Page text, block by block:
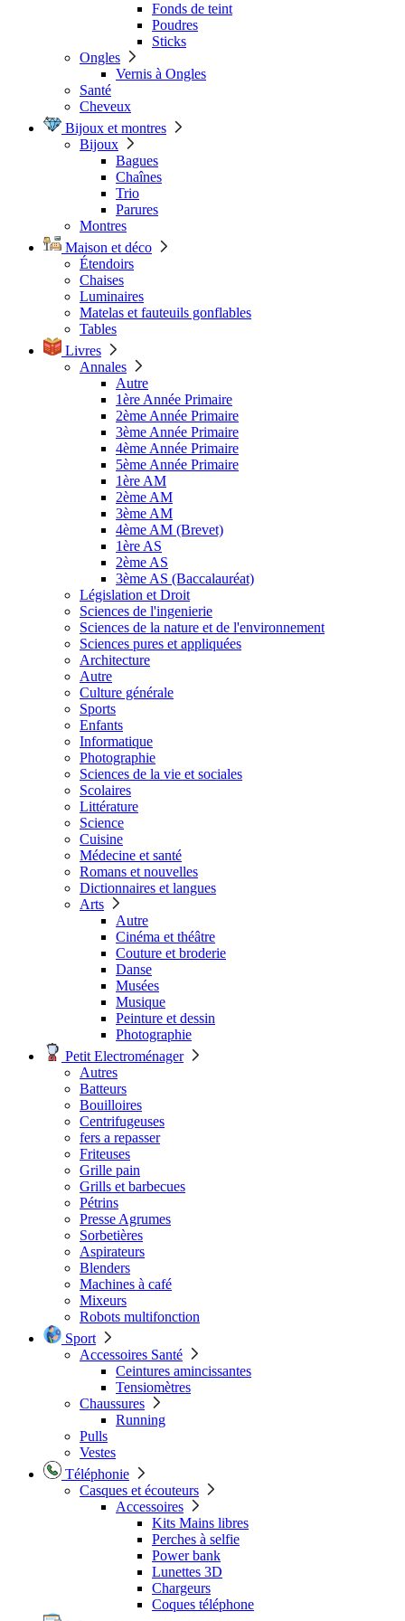
Fonds de teint
Poudres
Sticks
Ongles
Vernis à Ongles
Santé
Cheveux
Bijoux et montres
Bijoux
Bagues
Chaînes
Trio
Parures
Montres
Maison et déco
Étendoirs
Chaises
Luminaires
Matelas et fauteuils gonflables
Tables
Livres
Annales
Autre
1ère Année Primaire
2ème Année Primaire
3ème Année Primaire
4ème Année Primaire
5ème Année Primaire
1ère AM
2ème AM
3ème AM
4ème AM (Brevet)
1ère AS
2ème AS
3ème AS (Baccalauréat)
Législation et Droit
Sciences de l'ingenierie
Sciences de la nature et de l'environnement
Sciences pures et appliquées
Architecture
Autre
Culture générale
Sports
Enfants
Informatique
Photographie
Sciences de la vie et sociales
Scolaires
Littérature
Science
Cuisine
Médecine et santé
Romans et nouvelles
Dictionnaires et langues
Arts
Autre
Cinéma et théâtre
Couture et broderie
Danse
Musées
Musique
Peinture et dessin
Photographie
Petit Electroménager
Autres
Batteurs
Bouilloires
Centrifugeuses
fers a repasser
Friteuses
Grille pain
Grills et barbecues
Pétrins
Presse Agrumes
Sorbetières
Aspirateurs
Blenders
Machines à café
Mixeurs
Robots multifonction
Sport
Accessoires Santé
Ceintures amincissantes
Tensiomètres
Chaussures
Running
Pulls
Vestes
Téléphonie
Casques et écouteurs
Accessoires
Kits Mains libres
Perches à selfie
Power bank
Lunettes 3D
Chargeurs
Coques téléphone